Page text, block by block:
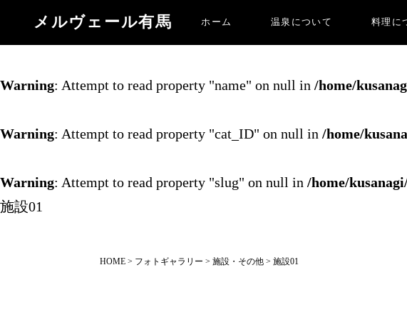
メルヴェール有馬 ホーム 温泉について 料理に
Warning: Attempt to read property "name" on null in /home/
Warning: Attempt to read property "cat_ID" on null in /home/
Warning: Attempt to read property "slug" on null in /home/
施設01
HOME > フォトギャラリー >施設・その他 >施設01